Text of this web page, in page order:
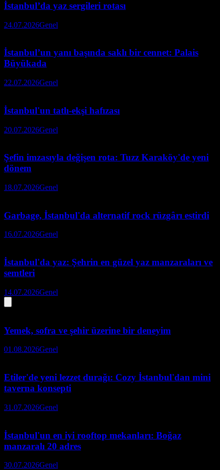
İstanbul’da yaz sergileri rotası
24.07.2026Genel
İstanbul’un yanı başında saklı bir cennet: Palais
Büyükada
22.07.2026Genel
İstanbul'un tatlı-ekşi hafızası
20.07.2026Genel
Şefin imzasıyla değişen rota: Tuzz Karaköy'de yeni
dönem
18.07.2026Genel
Garbage, İstanbul'da alternatif rock rüzgârı estirdi
16.07.2026Genel
İstanbul'da yaz: Şehrin en güzel yaz manzaraları ve
semtleri
14.07.2026Genel
Yemek, sofra ve şehir üzerine bir deneyim
01.08.2026Genel
Etiler'de yeni lezzet durağı: Cozy İstanbul'dan mini
taverna konsepti
31.07.2026Genel
İstanbul'un en iyi rooftop mekanları: Boğaz
manzaralı 20 adres
30.07.2026Genel